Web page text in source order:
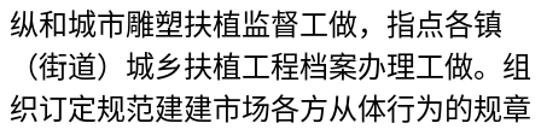
纵和城市雕塑扶植监督工做，指点各镇
（街道）城乡扶植工程档案办理工做。组
织订定规范建建市场各方从体行为的规章